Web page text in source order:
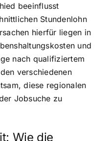
beeinflusst
Stundenlohn
hierfür liegen in
und
nach qualifiziertem
verschiedenen
diese regionalen
Jobsuche zu
Wie die